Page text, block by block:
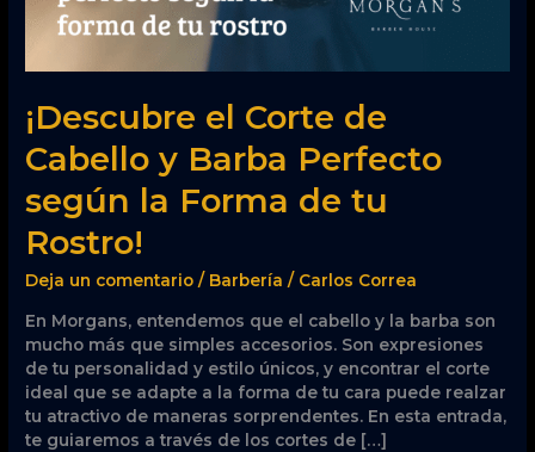
¡Descubre el Corte de
Cabello y Barba Perfecto
según la Forma de tu
Rostro!
Deja un comentario / Barbería / Carlos Correa
En Morgans, entendemos que el cabello y la barba son
mucho más que simples accesorios. Son expresiones
de tu personalidad y estilo únicos, y encontrar el corte
ideal que se adapte a la forma de tu cara puede realzar
tu atractivo de maneras sorprendentes. En esta entrada,
te guiaremos a través de los cortes de […]
según
Forma
tu
Rostro!